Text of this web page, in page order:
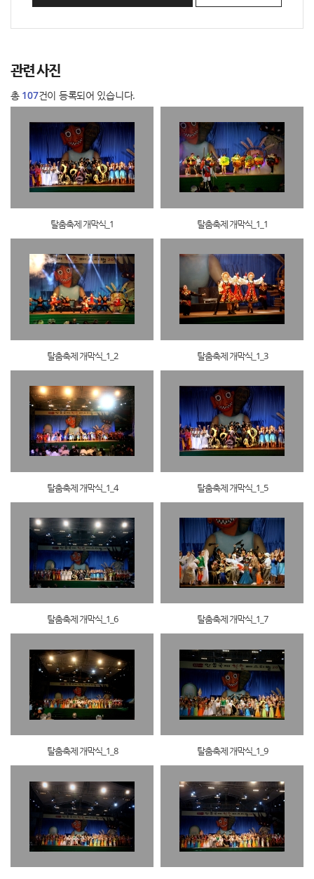
관련 사진
총 107건이 등록되어 있습니다.
탈춤축제 개막식_1 탈춤축제 개막식_1_1
탈춤축제 개막식_1_2 탈춤축제 개막식_1_3
탈춤축제 개막식_1_4 탈춤축제 개막식_1_5
탈춤축제 개막식_1_6 탈춤축제 개막식_1_7
탈춤축제 개막식_1_8 탈춤축제 개막식_1_9